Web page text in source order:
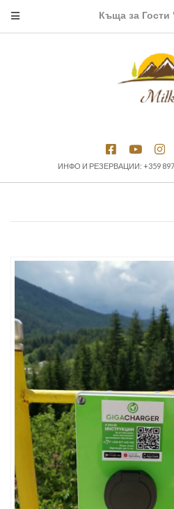
Къща за
ИНФО И РЕЗЕРВАЦИИ: +359 897